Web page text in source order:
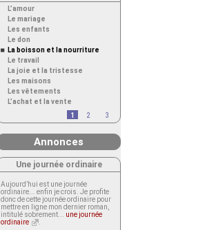
L’amour
Le mariage
Les enfants
Le don
La boisson et la nourriture
Le travail
La joie et la tristesse
Les maisons
Les vêtements
L’achat et la vente
1
2 3
Annonces
Une journée ordinaire
Aujourd’hui est une journée
ordinaire... enfin je crois. Je profite
donc de cette journée ordinaire pour
mettre en ligne mon dernier roman,
intitulé sobrement... une journée
ordinaire